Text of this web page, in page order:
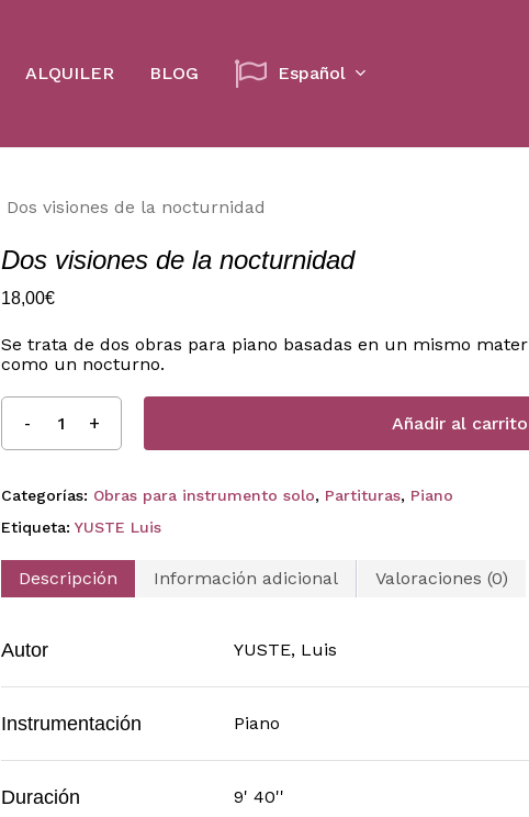
ALQUILER BLOG Español
Dos visiones de la nocturnidad
Dos visiones de la nocturnidad
18,00€
Se trata de dos obras para piano basadas en un mismo
como un nocturno.
Añadir al carrito
Categorías: Obras para instrumento solo, Partituras, Piano
Etiqueta: YUSTE Luis
Descripción Información adicional Valoraciones (0)
Autor YUSTE, Luis
Instrumentación Piano
Duración 9' 40''